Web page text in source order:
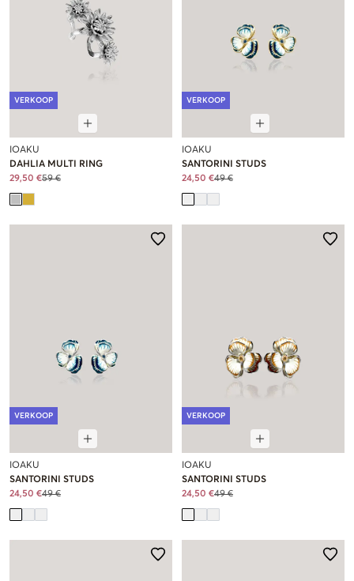
VERKOOP
IOAKU
DAHLIA MULTI RING
29,50 €59 €
VERKOOP
IOAKU
SANTORINI STUDS
24,50 €49 €
VERKOOP
IOAKU
SANTORINI STUDS
24,50 €49 €
VERKOOP
IOAKU
SANTORINI STUDS
24,50 €49 €